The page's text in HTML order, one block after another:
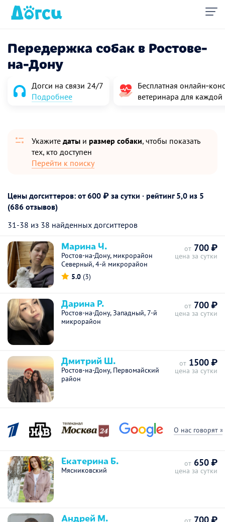
Передержка собак в Ростове-
на-Дону
Догси на связи 24/7
Подробнее
Бесплатная
ветеринара для
Укажите даты и размер собаки, чтобы показать
тех, кто доступен
Перейти к поиску
Цены догситтеров: от 600 ₽ за сутки · рейтинг 5,0 из 5
(686 отзывов)
31-38 из 38 найденных догситтеров
Марина Ч.
Ростов-на-Дону, микрорайон
Северный, 4-й микрорайон
5.0 (3)
от 700 ₽
цена за сутки
Дарина Р.
Ростов-на-Дону, Западный, 7-й
микрорайон
от 700 ₽
цена за сутки
Дмитрий Ш.
Ростов-на-Дону, Первомайский
район
от 1500 ₽
цена за сутки
О нас говорят »
Екатерина Б.
Мясниковский
от 650 ₽
цена за сутки
Андрей М.